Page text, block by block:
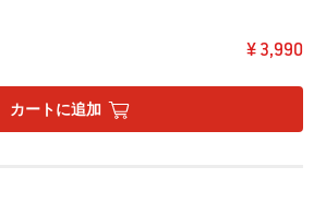
¥ 3,990
カートに追加